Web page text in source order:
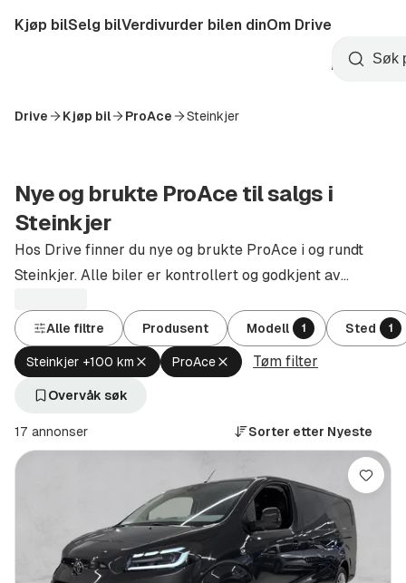
til
Startside
Kjøp bilSelg bilVerdivurder bilen dinOm Drive
Opprett
konto
Søk
Drive Kjøp bil ProAce Steinkjer
Nye og brukte ProAce til salgs i
Steinkjer
Hos Drive finner du nye og brukte ProAce i og rundt
Steinkjer. Alle biler er kontrollert og godkjent av
Alle filtre Produsent Modell 1 Sted 1
Steinkjer +100 km Fjern
aktivt
ProAce Fjern
aktivt
(Modell)
Tøm filter
Overvåk søk
17 annonser Sorter etter Nyeste
Lagre